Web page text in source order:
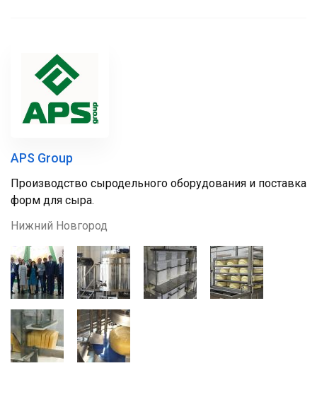
APS Group
Производство сыродельного оборудования и поставка
форм для сыра.
Нижний Новгород